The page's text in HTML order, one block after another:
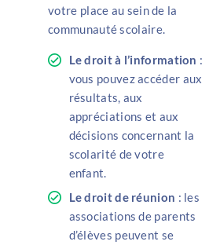
votre place au sein de la
communauté scolaire.
Le droit à l’information :
vous pouvez accéder aux
résultats, aux
appréciations et aux
décisions concernant la
scolarité de votre
enfant.
Le droit de réunion : les
associations de parents
d’élèves peuvent se